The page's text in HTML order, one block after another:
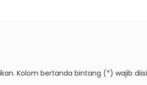
Kolom bertanda bintang (*) wajib diisi